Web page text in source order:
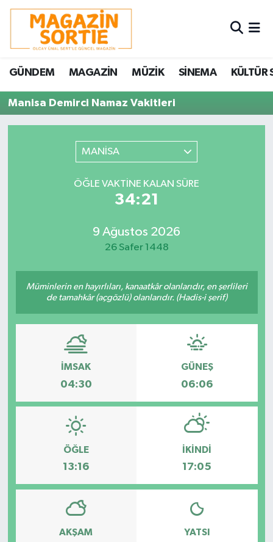
GÜNDEM MAGAZİN MÜZİK SİNEMA KÜLTÜR
Manisa Demirci Namaz Vakitleri
MANİSA
ÖĞLE VAKTINE KALAN SÜRE
34:21
9 Ağustos 2026
26 Safer 1448
Müminlerin en hayırlıları, kanaatkâr olanlarıdır, en şerlileri
de tamahkâr (açgözlü) olanlarıdır. (Hadis-i şerif)
İMSAK
04:30
GÜNEŞ
06:06
ÖĞLE
13:16
İKINDI
17:05
AKŞAM YATSI
Nöbetçi Eczaneler
Hava Durumu
Trafik Durumu
Süper Lig Puan Durumu ve Fikstür
Son Dakika Haberleri